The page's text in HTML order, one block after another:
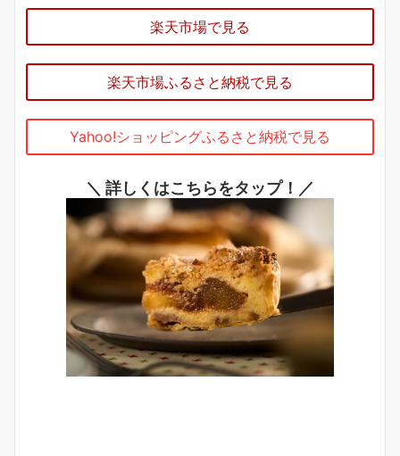
楽天市場で見る
楽天市場ふるさと納税で見る
Yahoo!ショッピングふるさと納税で見る
＼ 詳しくはこちらをタップ！／